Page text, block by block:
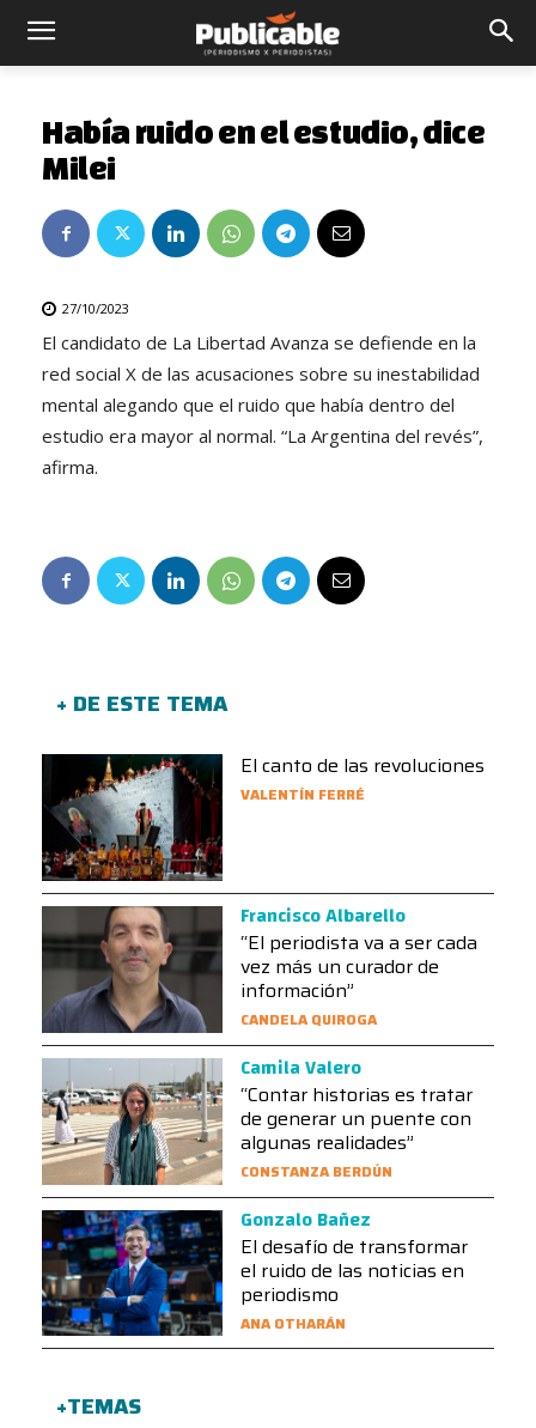
Había ruido en el estudio, dice
Milei
27/10/2023
El candidato de La Libertad Avanza se defiende en la
red social X de las acusaciones sobre su inestabilidad
mental alegando que el ruido que había dentro del
estudio era mayor al normal. “La Argentina del revés”,
afirma.
+ DE ESTE TEMA
El canto de las revoluciones
VALENTÍN FERRÉ
Francisco Albarello
“El periodista va a ser cada
vez más un curador de
información”
CANDELA QUIROGA
Camila Valero
“Contar historias es tratar
de generar un puente con
algunas realidades”
CONSTANZA BERDÚN
Gonzalo Bañez
El desafío de transformar
el ruido de las noticias en
periodismo
ANA OTHARÁN
+TEMAS